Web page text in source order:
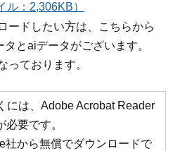
ル：2,306KB）
ードしたい方は、こちらから
とaiデータがございます。
っております。
には、Adobe Acrobat Reader
要です。
社から無償でダウンロードで